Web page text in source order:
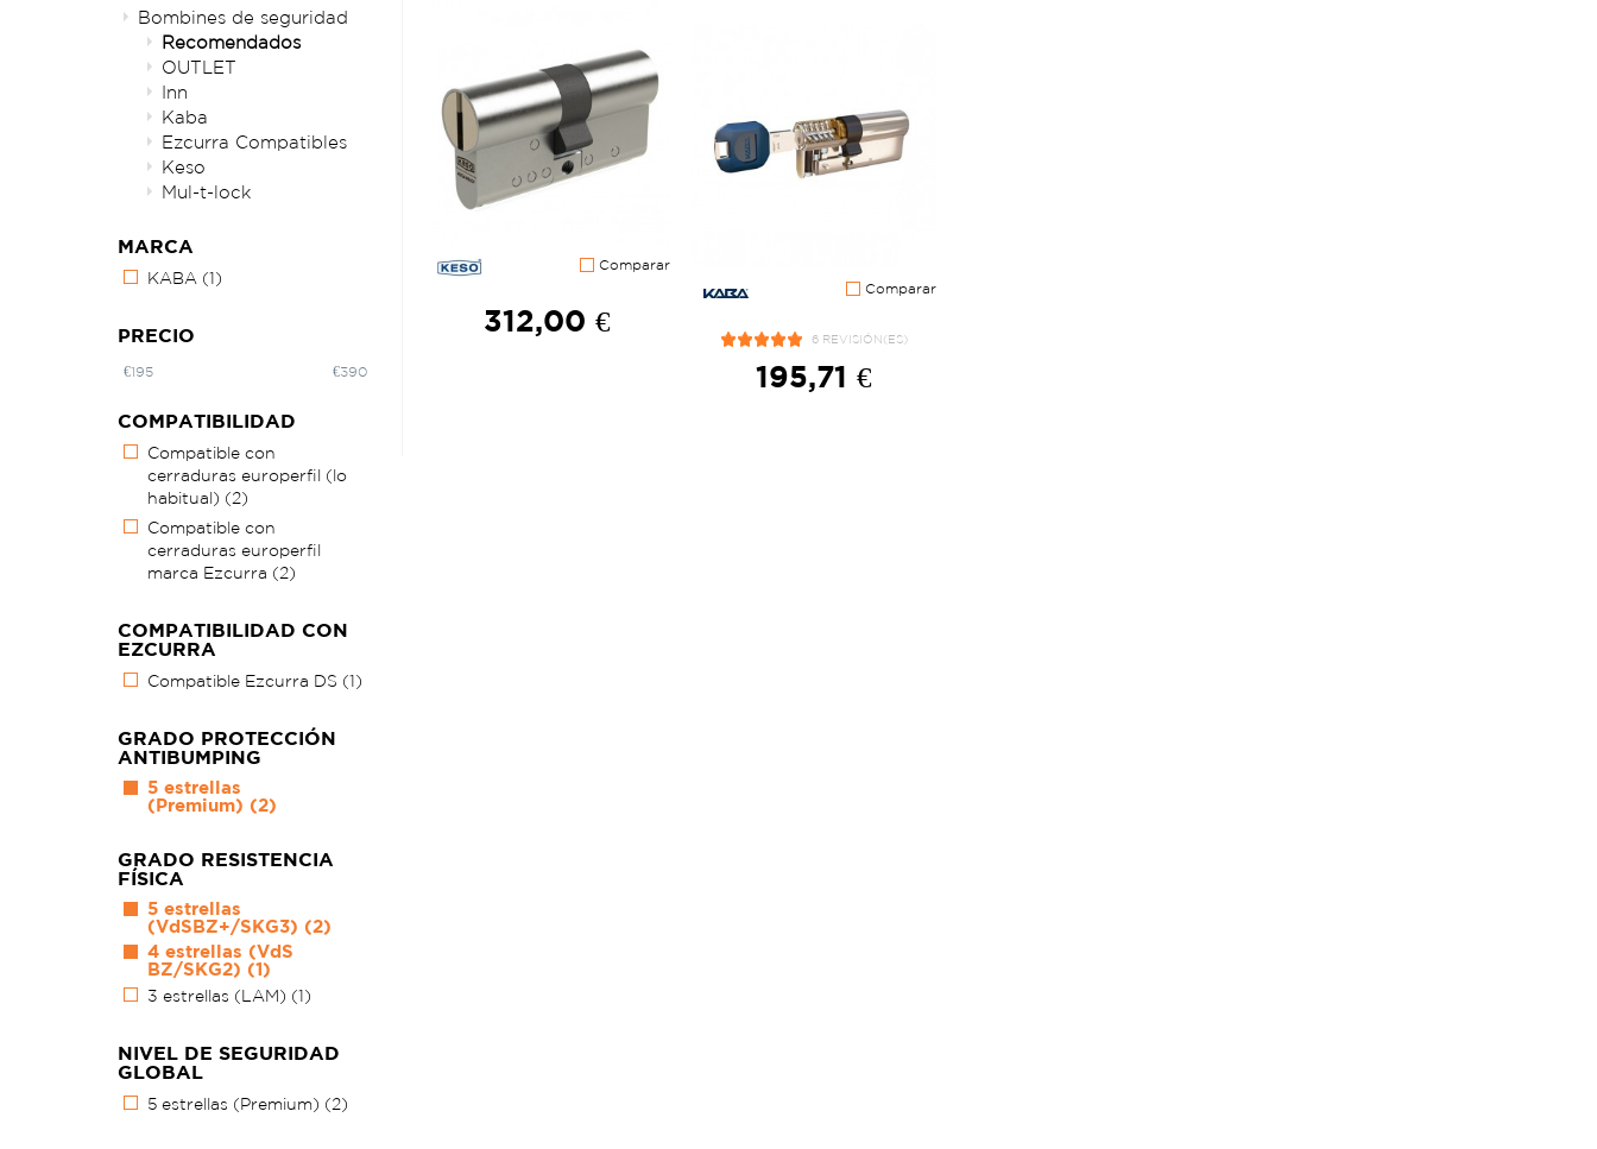
Comparar
312,00 €
Comparar
6 REVISIÓN(ES)
195,71 €
Bombines de seguridad
Recomendados
OUTLET
Inn
Kaba
Ezcurra Compatibles
Keso
Mul-t-lock
MARCA
KABA (1)
PRECIO
€195 €390
COMPATIBILIDAD
Compatible con
cerraduras europerfil (lo
habitual) (2)
Compatible con
cerraduras europerfil
marca Ezcurra (2)
COMPATIBILIDAD CON
EZCURRA
Compatible Ezcurra DS (1)
GRADO PROTECCIÓN
ANTIBUMPING
5 estrellas
(Premium) (2)
GRADO RESISTENCIA
FÍSICA
5 estrellas
(VdSBZ+/SKG3) (2)
4 estrellas (VdS
BZ/SKG2) (1)
3 estrellas (LAM) (1)
NIVEL DE SEGURIDAD
GLOBAL
5 estrellas (Premium) (2)